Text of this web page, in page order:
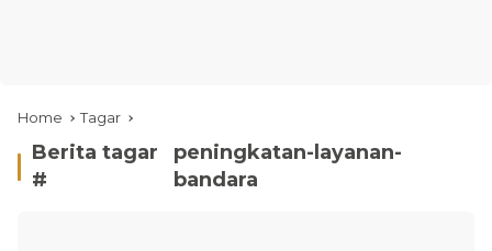
Home Tagar
Berita tagar
#
peningkatan-layanan-
bandara